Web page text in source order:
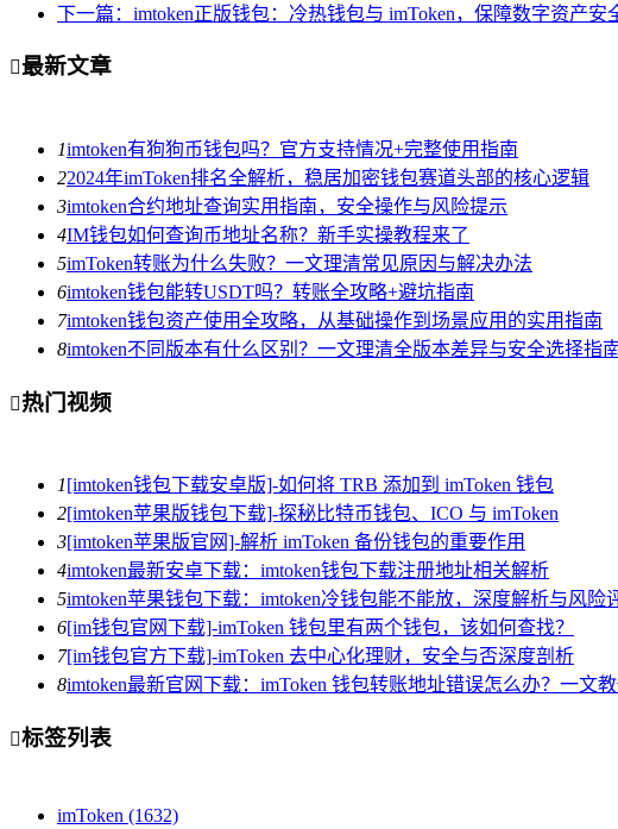
下一篇：imtoken正版钱包：冷热钱包与 imToken，保障数字资产安
最新文章
1imtoken有狗狗币钱包吗？官方支持情况+完整使用指南
22024年imToken排名全解析，稳居加密钱包赛道头部的核心逻辑
3imtoken合约地址查询实用指南，安全操作与风险提示
4IM钱包如何查询币地址名称？新手实操教程来了
5imToken转账为什么失败？一文理清常见原因与解决办法
6imtoken钱包能转USDT吗？转账全攻略+避坑指南
7imtoken钱包资产使用全攻略，从基础操作到场景应用的实用指南
8imtoken不同版本有什么区别？一文理清全版本差异与安全选择指
热门视频
1[imtoken钱包下载安卓版]-如何将 TRB 添加到 imToken 钱包
2[imtoken苹果版钱包下载]-探秘比特币钱包、ICO 与 imToken
3[imtoken苹果版官网]-解析 imToken 备份钱包的重要作用
4imtoken最新安卓下载：imtoken钱包下载注册地址相关解析
5imtoken苹果钱包下载：imtoken冷钱包能不能放，深度解析与风险
6[im钱包官网下载]-imToken 钱包里有两个钱包，该如何查找？
7[im钱包官方下载]-imToken 去中心化理财，安全与否深度剖析
8imtoken最新官网下载：imToken 钱包转账地址错误怎么办？一文
标签列表
imToken (1632)